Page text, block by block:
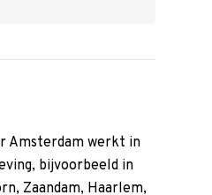
Amsterdam werkt in
bijvoorbeeld in
Zaandam, Haarlem,